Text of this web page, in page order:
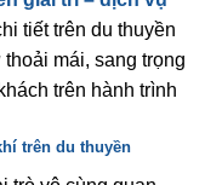
tiết trên du thuyền
mái, sang trọng
trên hành trình
trên du thuyền